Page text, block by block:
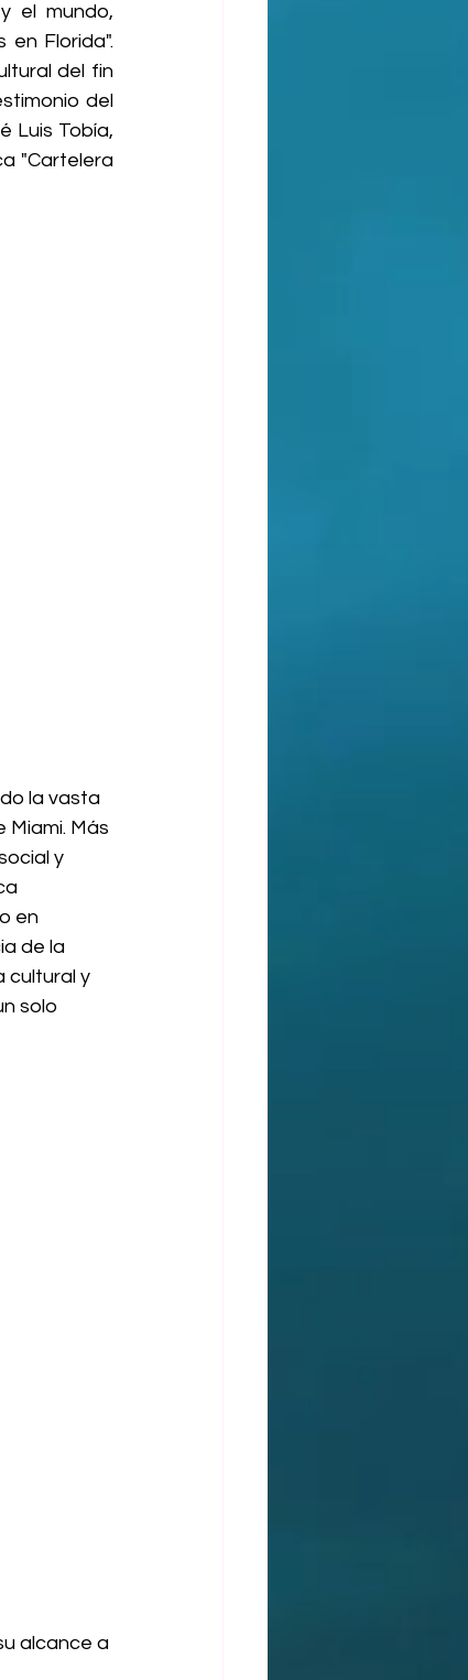
el mundo,
Florida".
del fin
del
Luis Tobía,
"Cartelera
la vasta
Más
y
en
de la
cultural y
solo
alcance a